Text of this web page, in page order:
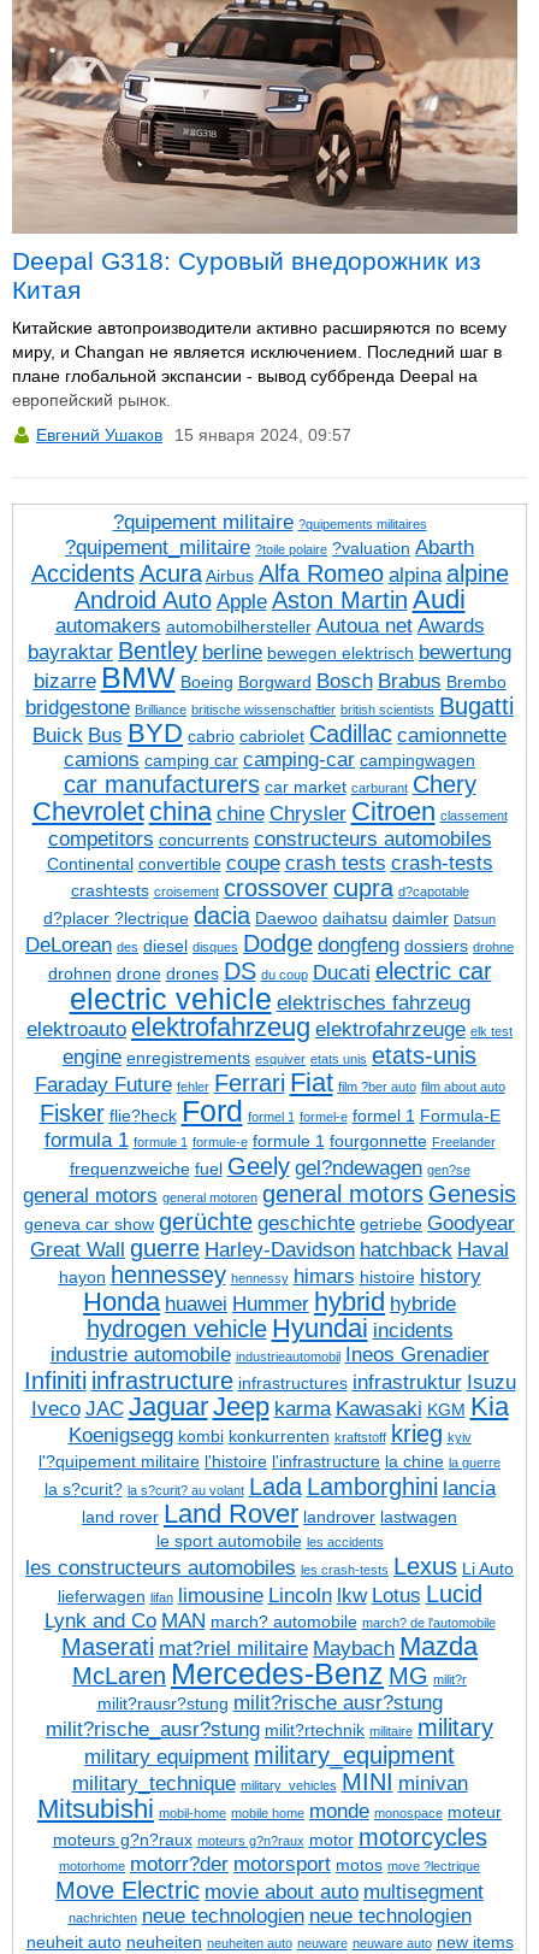
Deepal G318: Суровый внедорожник из
Китая
Китайские автопроизводители активно расширяются по всему
миру, и Changan не является исключением. Последний шаг в
плане глобальной экспансии - вывод суббренда Deepal на
европейский рынок.
Евгений Ушаков
15 января 2024, 09:57
?quipement militaire ?quipements militaires
?quipement_militaire ?toile polaire ?valuation Abarth
Accidents Acura Airbus Alfa Romeo alpina alpine
Android Auto Apple Aston Martin Audi
automakers automobilhersteller Autoua net Awards
bayraktar Bentley berline bewegen elektrisch bewertung
bizarre BMW Boeing Borgward Bosch Brabus Brembo
bridgestone Brilliance britische wissenschaftler british scientists Bugatti
Buick Bus BYD cabrio cabriolet Cadillac camionnette
camions camping car camping-car campingwagen
car manufacturers car market carburant Chery
Chevrolet china chine Chrysler Citroen classement
competitors concurrents constructeurs automobiles
Continental convertible coupe crash tests crash-tests
crashtests croisement crossover cupra d?capotable
d?placer ?lectrique dacia Daewoo daihatsu daimler Datsun
DeLorean des diesel disques Dodge dongfeng dossiers drohne
drohnen drone drones DS du coup Ducati electric car
electric vehicle elektrisches fahrzeug
elektroauto elektrofahrzeug elektrofahrzeuge elk test
engine enregistrements esquiver etats unis etats-unis
Faraday Future fehler Ferrari Fiat film ?ber auto film about auto
Fisker flie?heck Ford formel 1 formel-e formel 1 Formula-E
formula 1 formule 1 formule-e formule 1 fourgonnette Freelander
frequenzweiche fuel Geely gel?ndewagen gen?se
general motors general motoren general motors Genesis
geneva car show gerüchte geschichte getriebe Goodyear
Great Wall guerre Harley-Davidson hatchback Haval
hayon hennessey hennessy himars histoire history
Honda huawei Hummer hybrid hybride
hydrogen vehicle Hyundai incidents
industrie automobile industrieautomobil Ineos Grenadier
Infiniti infrastructure infrastructures infrastruktur Isuzu
Iveco JAC JaguarJeep karma Kawasaki KGM Kia
Koenigsegg kombi konkurrenten kraftstoff krieg kyiv
l'?quipement militaire l'histoire l'infrastructure la chine la guerre
la s?curit? la s?curit? au volant Lada Lamborghini lancia
land rover Land Rover landrover lastwagen
le sport automobile les accidents
les constructeurs automobiles les crash-tests Lexus Li Auto
lieferwagen lifan limousine Lincoln lkw Lotus Lucid
Lynk and Co MAN march? automobile march? de l'automobile
Maserati mat?riel militaire Maybach Mazda
McLaren Mercedes-Benz MG milit?r
milit?rausr?stung milit?rische ausr?stung
milit?rische_ausr?stung milit?rtechnik militaire military
military equipment military_equipment
military_technique military_vehicles MINI minivan
Mitsubishi mobil-home mobile home monde monospace moteur
moteurs g?n?raux moteurs g?n?raux motor motorcycles
motorhome motorr?der motorsport motos move ?lectrique
Move Electric movie about auto multisegment
nachrichten neue technologien neue technologien
neuheit auto neuheiten neuheiten auto neuware neuware auto new items